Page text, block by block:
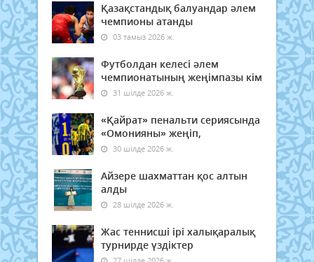
Қазақстандық балуандар әлем
чемпионы атанды
03 тамыз 2026 ж.
Футболдан келесі әлем
чемпионатының жеңімпазы кім
31 шілде 2026 ж.
«Қайрат» пенальти сериясында
«Омонияны» жеңіп,
30 шілде 2026 ж.
Айзере шахматтан қос алтын
алды
28 шілде 2026 ж.
Жас теннисші ірі халықаралық
турнирде үздіктер